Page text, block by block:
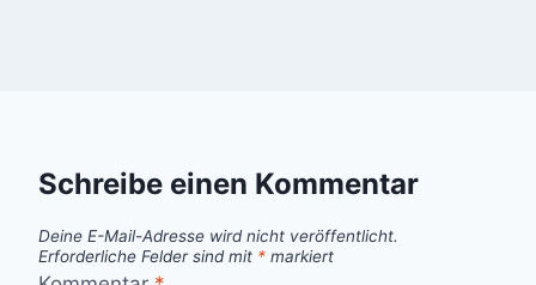
Schreibe einen Kommentar
Deine E-Mail-Adresse wird nicht veröffentlicht.
Erforderliche Felder sind mit * markiert